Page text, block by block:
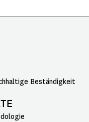
Beständigkeit